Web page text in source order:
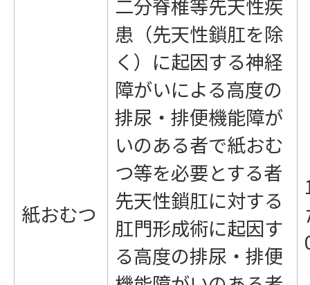
紙おむつ
二分脊椎等先天性疾
患（先天性鎖肛を除
く）に起因する神経
障がいによる高度の
排尿・排便機能障が
いのある者で紙おむ
つ等を必要とする者
先天性鎖肛に対する
肛門形成術に起因す
る高度の排尿・排便